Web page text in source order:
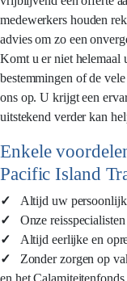
medewerkers houden
advies om zo een
Komt u er niet helemaal
bestemmingen of de
ons op. U krijgt een
uitstekend verder kan
Enkele
Pacific Island
✓ Altijd uw
✓ Onze
✓ Altijd eerlijke en
✓ Zonder zorgen op
en het Calamiteitenfonds